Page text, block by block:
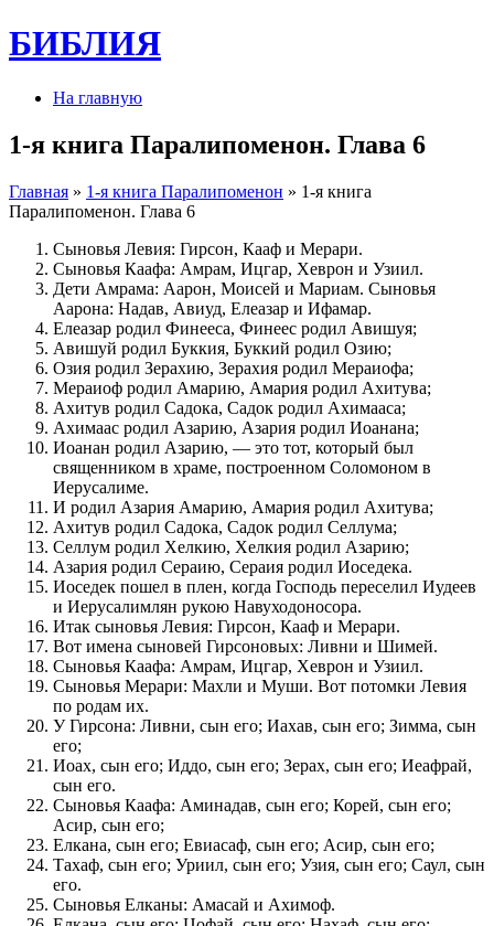
БИБЛИЯ
На главную
1-я книга Паралипоменон. Глава 6
Главная » 1-я книга Паралипоменон » 1-я книга
Паралипоменон. Глава 6
Сыновья Левия: Гирсон, Кааф и Мерари.
Сыновья Каафа: Амрам, Ицгар, Хеврон и Узиил.
Дети Амрама: Аарон, Моисей и Мариам. Сыновья
Аарона: Надав, Авиуд, Елеазар и Ифамар.
Елеазар родил Финееса, Финеес родил Авишуя;
Авишуй родил Буккия, Буккий родил Озию;
Озия родил Зерахию, Зерахия родил Мераиофа;
Мераиоф родил Амарию, Амария родил Ахитува;
Ахитув родил Садока, Садок родил Ахимааса;
Ахимаас родил Азарию, Азария родил Иоанана;
Иоанан родил Азарию, — это тот, который был
священником в храме, построенном Соломоном в
Иерусалиме.
И родил Азария Амарию, Амария родил Ахитува;
Ахитув родил Садока, Садок родил Селлума;
Селлум родил Хелкию, Хелкия родил Азарию;
Азария родил Сераию, Сераия родил Иоседека.
Иоседек пошел в плен, когда Господь переселил Иудеев
и Иерусалимлян рукою Навуходоносора.
Итак сыновья Левия: Гирсон, Кааф и Мерари.
Вот имена сыновей Гирсоновых: Ливни и Шимей.
Сыновья Каафа: Амрам, Ицгар, Хеврон и Узиил.
Сыновья Мерари: Махли и Муши. Вот потомки Левия
по родам их.
У Гирсона: Ливни, сын его; Иахав, сын его; Зимма, сын
его;
Иоах, сын его; Иддо, сын его; Зерах, сын его; Иеафрай,
сын его.
Сыновья Каафа: Аминадав, сын его; Корей, сын его;
Асир, сын его;
Елкана, сын его; Евиасаф, сын его; Асир, сын его;
Тахаф, сын его; Уриил, сын его; Узия, сын его; Саул, сын
его.
Сыновья Елканы: Амасай и Ахимоф.